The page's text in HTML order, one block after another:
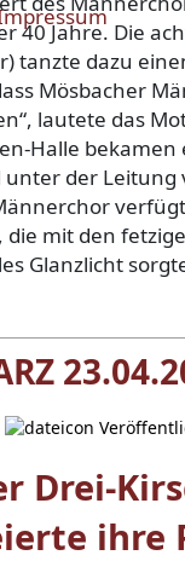
40 Jahre. Die
dazu
Mösbacher
lautete das
Halle
der
mit den
Glanzlicht
Drei-
ihre